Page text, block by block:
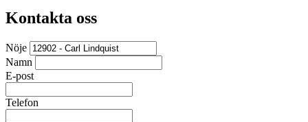
Kontakta oss
Nöje
Namn
E-post
Telefon